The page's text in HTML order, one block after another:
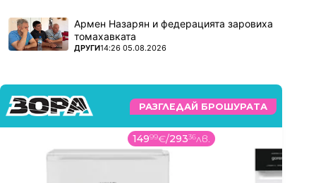
Армен Назарян и федерацията заровиха
томахавката
ПОВЕЧЕ ОТ
ДРУГИ14:26 05.08.2026
РАЗГЛЕДАЙ БРОШУРАТА
14999€/29336лв.